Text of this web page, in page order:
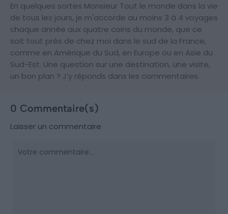
En quelques sortes Monsieur Tout le monde dans la vie
de tous les jours, je m'accorde au moins 3 à 4 voyages
chaque année aux quatre coins du monde, que ce
soit tout près de chez moi dans le sud de la France,
comme en Amérique du Sud, en Europe ou en Asie du
Sud-Est. Une question sur une destination, une visite,
un bon plan ? J’y réponds dans les commentaires.
0 Commentaire(s)
Laisser un commentaire